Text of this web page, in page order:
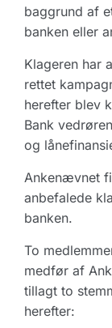
baggrund af
banken eller
Klageren har
rettet
herefter blev
Bank
og
Ankenævnet
anbefalede
banken.
To
medfør af
tillagt to
herefter: